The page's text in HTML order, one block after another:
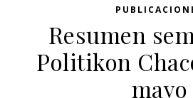
Resumen
Politikon
mayo